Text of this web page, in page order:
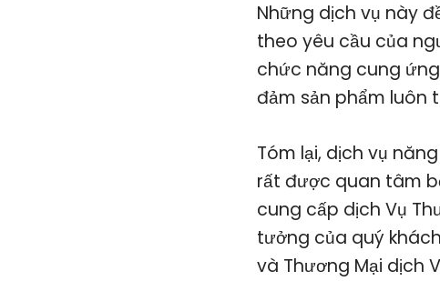
Những dịch vụ này
theo yêu cầu của
chức năng cung
đảm sản phẩm luôn
Tóm lại, dịch vụ
rất được quan tâm
cung cấp dịch Vụ
tưởng của quý
và Thương Mại dịch